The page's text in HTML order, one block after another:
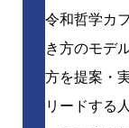
令和哲学カ
き方のモデ
方を提案・
リードする